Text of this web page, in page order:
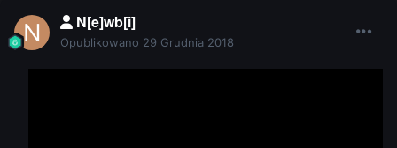
N[e]wb[i]
Opublikowano 29 Grudnia 2018